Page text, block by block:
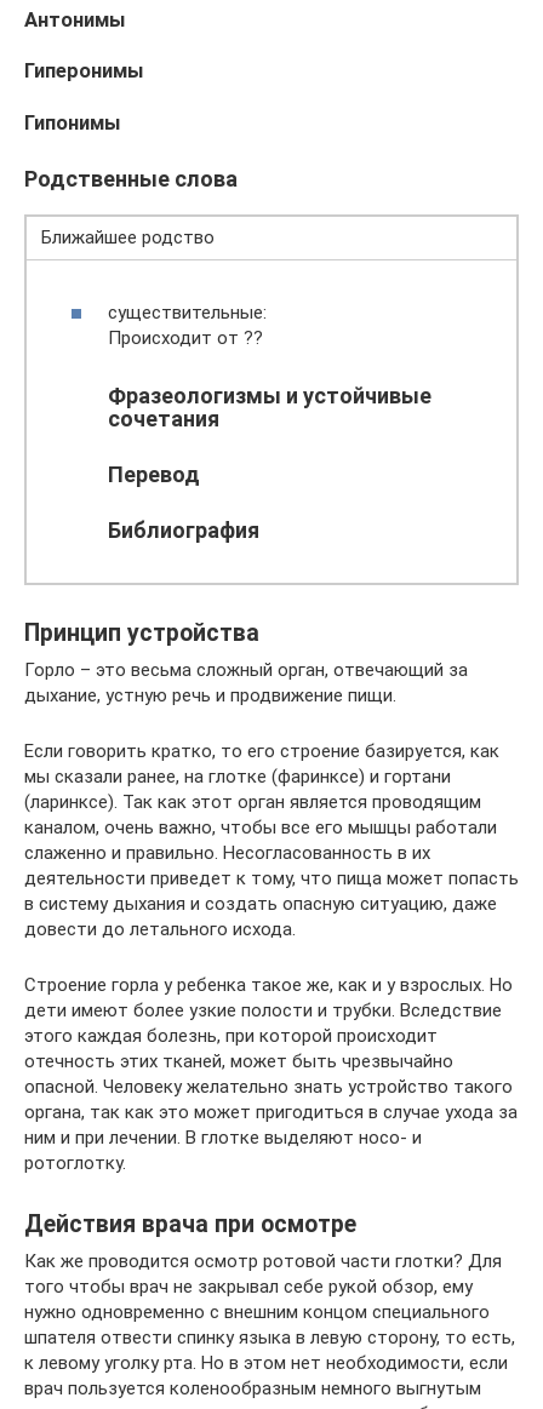
Антонимы
Гиперонимы
Гипонимы
Родственные слова
Ближайшее родство
существительные:
Происходит от ??
Фразеологизмы и устойчивые
сочетания
Перевод
Библиография
Принцип устройства
Горло – это весьма сложный орган, отвечающий за
дыхание, устную речь и продвижение пищи.
Если говорить кратко, то его строение базируется, как
мы сказали ранее, на глотке (фаринксе) и гортани
(ларинксе). Так как этот орган является проводящим
каналом, очень важно, чтобы все его мышцы работали
слаженно и правильно. Несогласованность в их
деятельности приведет к тому, что пища может попасть
в систему дыхания и создать опасную ситуацию, даже
довести до летального исхода.
Строение горла у ребенка такое же, как и у взрослых. Но
дети имеют более узкие полости и трубки. Вследствие
этого каждая болезнь, при которой происходит
отечность этих тканей, может быть чрезвычайно
опасной. Человеку желательно знать устройство такого
органа, так как это может пригодиться в случае ухода за
ним и при лечении. В глотке выделяют носо- и
ротоглотку.
Действия врача при осмотре
Как же проводится осмотр ротовой части глотки? Для
того чтобы врач не закрывал себе рукой обзор, ему
нужно одновременно с внешним концом специального
шпателя отвести спинку языка в левую сторону, то есть,
к левому уголку рта. Но в этом нет необходимости, если
врач пользуется коленообразным немного выгнутым